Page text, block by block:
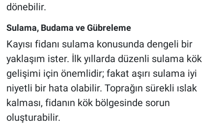
dönebilir.
Sulama, Budama ve Gübreleme
Kayısı fidanı sulama konusunda dengeli bir
yaklaşım ister. İlk yıllarda düzenli sulama kök
gelişimi için önemlidir; fakat aşırı sulama iyi
niyetli bir hata olabilir. Toprağın sürekli ıslak
kalması, fidanın kök bölgesinde sorun
oluşturabilir.